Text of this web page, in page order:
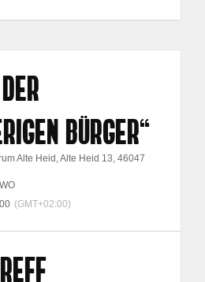
BÜRGER“
Alte Heid , Alte Heid 13, 46047
(GMT+02:00)